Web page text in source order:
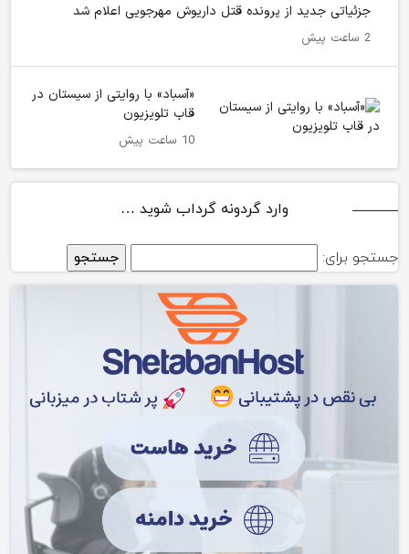
جزئیاتی جدید از پرونده قتل داریوش مهرجویی اعلام شد
2 ساعت پیش
«آسباد» با روایتی از سیستان در
قاب تلویزیون
10 ساعت پیش
وارد گردونه گرداب شوید …
جستجو برای: